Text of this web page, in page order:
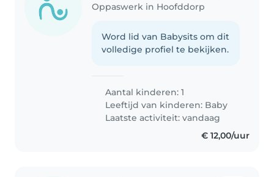
Oppaswerk in Hoofddorp
Word lid van Babysits om dit
volledige profiel te bekijken.
Aantal kinderen: 1
Leeftijd van kinderen: Baby
Laatste activiteit: vandaag
€ 12,00/uur